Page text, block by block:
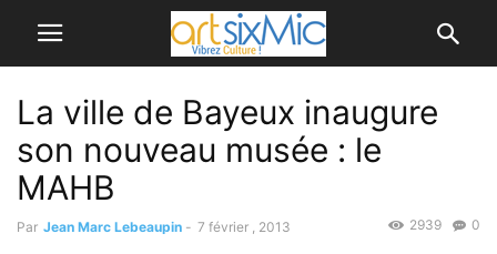
La ville de Bayeux inaugure
son nouveau musée : le
MAHB
Par Jean Marc Lebeaupin - 7 février , 2013 0
2939